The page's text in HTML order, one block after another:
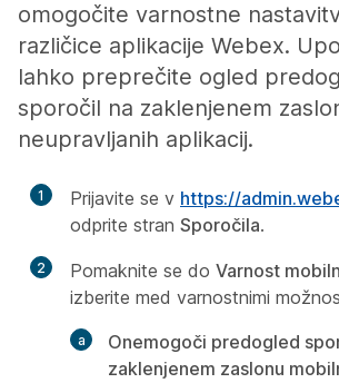
omogočite varnostne
različice aplikacije Webex.
lahko preprečite ogled
sporočil na zaklenjenem
neupravljanih aplikacij.
1 Prijavite se v https://
odprite stran Sporočila.
2 Pomaknite se do Varnost
izberite med varnostnimi
Onemogoči predogled
zaklenjenem zaslonu